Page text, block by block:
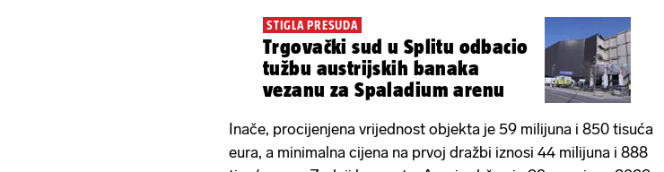
STIGLA PRESUDA
Trgovački sud u Splitu odbacio
tužbu austrijskih banaka
vezanu za Spaladium arenu
Inače, procijenjena vrijednost objekta je 59 milijuna i 850 tisuća
eura, a minimalna cijena na prvoj dražbi iznosi 44 milijuna i 888